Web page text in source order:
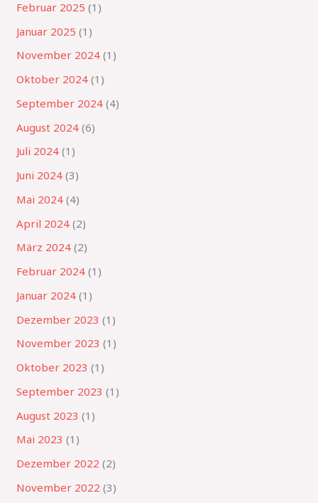
Februar 2025 (1)
Januar 2025 (1)
November 2024 (1)
Oktober 2024 (1)
September 2024 (4)
August 2024 (6)
Juli 2024 (1)
Juni 2024 (3)
Mai 2024 (4)
April 2024 (2)
März 2024 (2)
Februar 2024 (1)
Januar 2024 (1)
Dezember 2023 (1)
November 2023 (1)
Oktober 2023 (1)
September 2023 (1)
August 2023 (1)
Mai 2023 (1)
Dezember 2022 (2)
November 2022 (3)